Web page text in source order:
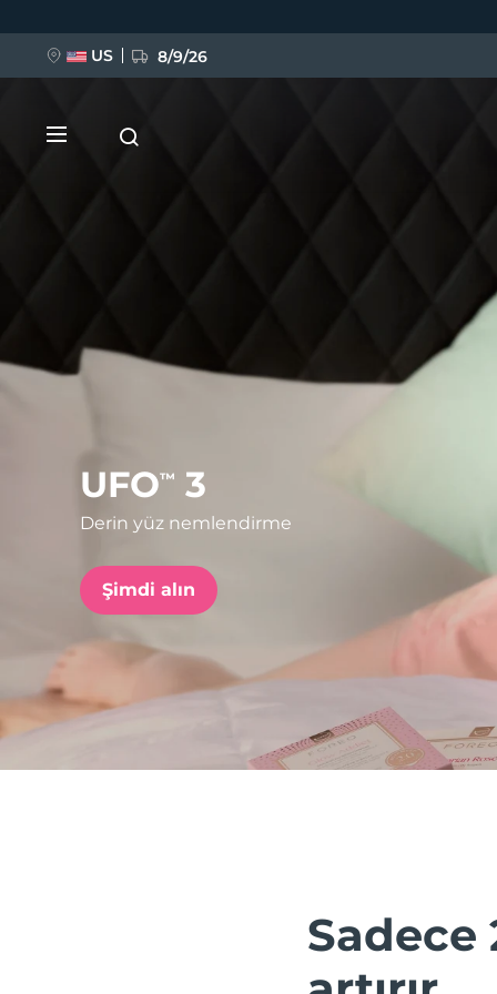
UFO™ 3
Derin yüz nemlendirme
Şimdi alın
Sadece
US 8/9/26
BREAKING NEWS
issa™ Teeth Whitening Set
FAQ™ Dual LED Panel
POPÜLER